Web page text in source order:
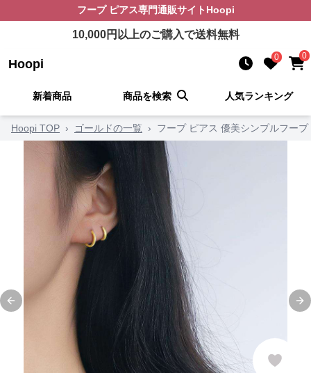
フープ ピアス専門通販サイト Hoopi
10,000円以上のご購入で送料無料
Hoopi 0 0
新着商品 商品を検索 人気ランキング
Hoopi TOP › ゴールドの一覧 › フープ ピアス 優美シンプルフープ
Previous slide